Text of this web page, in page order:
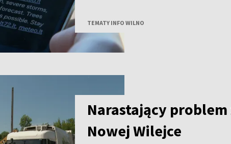
TEMATY INFO WILNO
Narastający
Nowej Wilejce